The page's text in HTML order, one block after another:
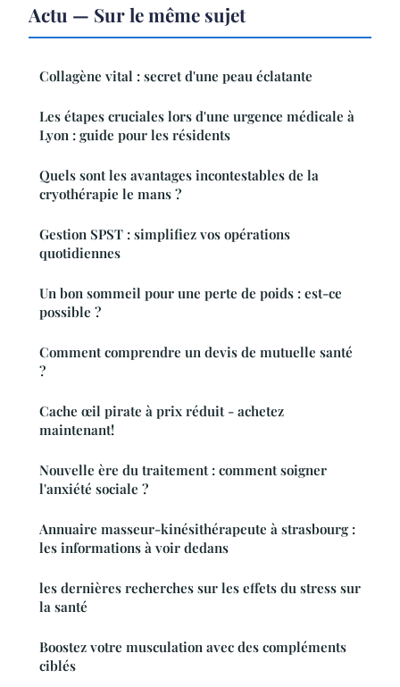
Actu — Sur le même sujet
Collagène vital : secret d'une peau éclatante
Les étapes cruciales lors d'une urgence médicale à
Lyon : guide pour les résidents
Quels sont les avantages incontestables de la
cryothérapie le mans ?
Gestion SPST : simplifiez vos opérations
quotidiennes
Un bon sommeil pour une perte de poids : est-ce
possible ?
Comment comprendre un devis de mutuelle santé
?
Cache œil pirate à prix réduit - achetez
maintenant!
Nouvelle ère du traitement : comment soigner
l'anxiété sociale ?
Annuaire masseur-kinésithérapeute à strasbourg :
les informations à voir dedans
les dernières recherches sur les effets du stress sur
la santé
Boostez votre musculation avec des compléments
ciblés